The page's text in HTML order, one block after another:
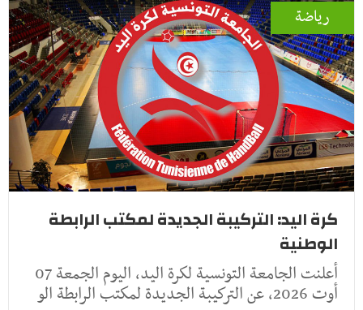
رياضة
كرة اليد: التركيبة الجديدة لمكتب الرابطة
الوطنية
أعلنت الجامعة التونسية لكرة اليد، اليوم الجمعة 07
أوت 2026، عن التركيبة الجديدة لمكتب الرابطة الو